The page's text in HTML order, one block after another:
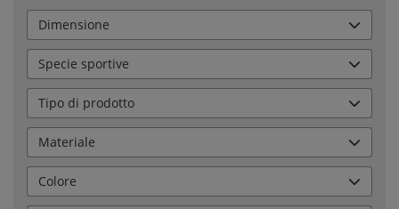
Dimensione
Specie sportive
Tipo di prodotto
Materiale
Colore